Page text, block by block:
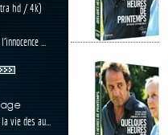
hd / 4k)
...
vie des au...